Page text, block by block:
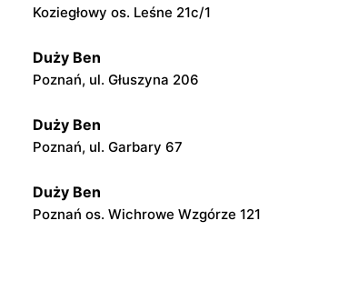
Koziegłowy os. Leśne 21c/1
Duży Ben
Poznań, ul. Głuszyna 206
Duży Ben
Poznań, ul. Garbary 67
Duży Ben
Poznań os. Wichrowe Wzgórze 121